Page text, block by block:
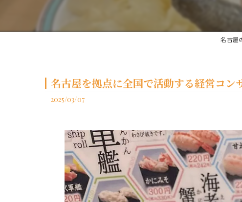
名古屋
名古屋を拠点に全国で活動する経営コン
2025/03/07